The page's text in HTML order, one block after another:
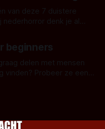
van deze 7 duistere
Nederlandse horror
Nederlandse tv-
series uit het duistere of horrorgenre. Als
beginners
delen met mensen
vinden? Probeer ze eens